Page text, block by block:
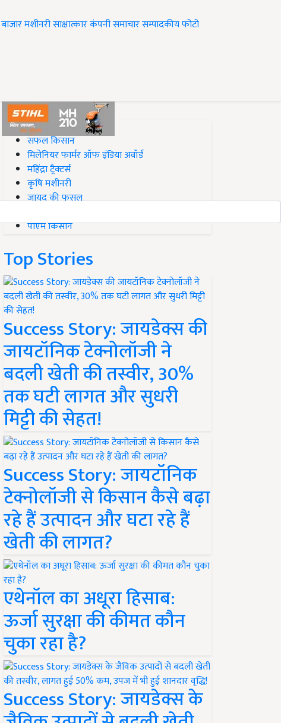
बाजारमशीनरीसाक्षात्कारकंपनी समाचारसम्पादकीयफोटो
#Top on Krishi Jagran
सफल किसान
मिलेनियर फार्मर ऑफ इंडिया अवॉर्ड
महिंद्रा ट्रैक्टर्स
कृषि मशीनरी
जायद की फसल
पीएम किसान
Top Stories
Success Story: जायडेक्स की
जायटॉनिक टेक्नोलॉजी ने
बदली खेती की तस्वीर, 30%
तक घटी लागत और सुधरी
मिट्टी की सेहत!
Success Story: जायटॉनिक
टेक्नोलॉजी से किसान कैसे बढ़ा
रहे हैं उत्पादन और घटा रहे हैं
खेती की लागत?
एथेनॉल का अधूरा हिसाब:
ऊर्जा सुरक्षा की कीमत कौन
चुका रहा है?
Success Story: जायडेक्स के